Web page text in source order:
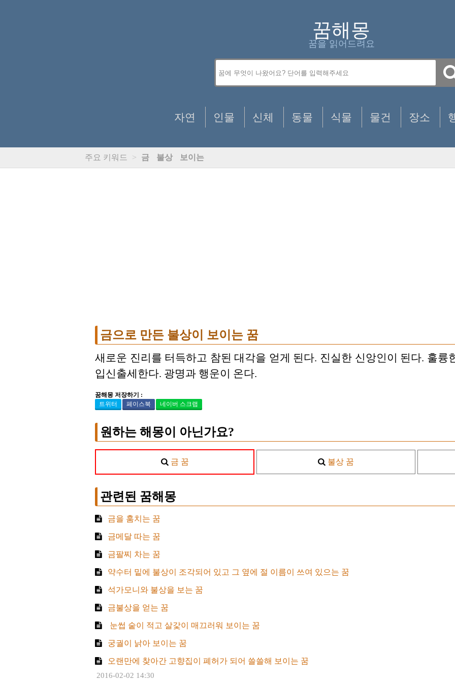
꿈해몽
꿈을 읽어드려요
자연 인물 신체 동물 식물 물건 장소
주요 키워드 > 금 불상 보이는
금으로 만든 불상이 보이는 꿈
새로운 진리를 터득하고 참된 대각을 얻게 된다. 진실한 신앙인이 된다. 훌륭
입신출세한다. 광명과 행운이 온다.
꿈해몽 저장하기 :
트위터
페이스북 네이버 스크랩
원하는 해몽이 아닌가요?
금 꿈 불상 꿈
관련된 꿈해몽
금을 훔치는 꿈
금메달 따는 꿈
금팔찌 차는 꿈
약수터 밑에 불상이 조각되어 있고 그 옆에 절 이름이 쓰여 있으는 꿈
석가모니와 불상을 보는 꿈
금불상을 얻는 꿈
​ 눈썹 숱이 적고 살갗이 매끄러워 보이는 꿈
궁궐이 낡아 보이는 꿈
오랜만에 찾아간 고향집이 폐허가 되어 쓸쓸해 보이는 꿈
2016-02-02 14:30